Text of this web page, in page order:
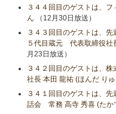
３４４回目のゲストは、
ん （12月30日放送）
３４３回目のゲストは、
５代目蔵元 代表取締役社
月23日放送）
３４２回目のゲストは、
社長 本田 龍祐 (ほんだ り
３４１回目のゲストは、
話会 常務 高寺 秀喜 (たか